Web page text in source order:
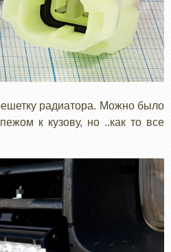
радиатора. Можно было
к кузову, но ..как то все